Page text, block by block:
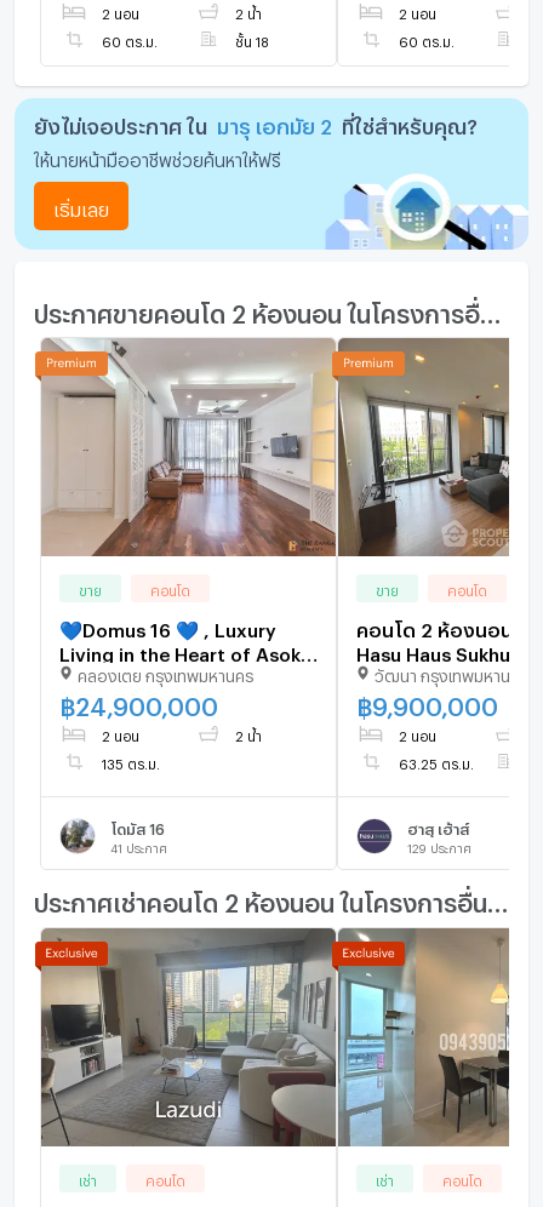
2 นอน 2 น้ำ
60 ตร.ม. ชั้น 18
2 นอน
60 ตร.ม.
ยังไม่เจอประกาศ ใน มารุ เอกมัย 2 ที่ใช่สำหรับคุณ?
ให้นายหน้ามืออาชีพช่วยค้นหาให้ฟรี
เริ่มเลย
ขาย คอนโด
💙Domus 16 💙 , Luxury
Living in the Heart of Asoke,
near BTS asoke
คลองเตย กรุงเทพมหานคร
฿24,900,000
2 นอน 2 น้ำ
135 ตร.ม.
โดมัส 16
41 ประกาศ
ขาย คอนโด
คอนโด 2 ห้องนอน โค
Hasu Haus
ใกล้ BTS อ่อนนุช ชั้น
899071)
วัฒนา กรุงเทพมหานคร
฿9,900,000
2 นอน
63.25 ตร.ม.
ฮาสุ เฮ้าส์
129 ประกาศ
เช่า คอนโด เช่า คอนโด